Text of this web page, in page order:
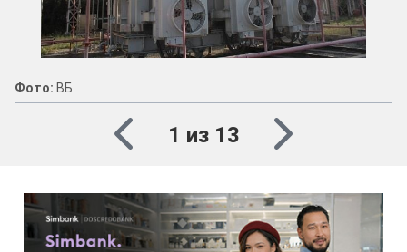
Фото: ВБ
1 из 13